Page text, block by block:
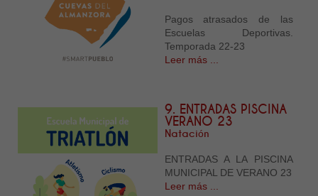
Pagos atrasados de las
Escuelas Deportivas.
Temporada 22-23
Leer más ...
9. ENTRADAS PISCINA
VERANO 23
Natación
ENTRADAS A LA PISCINA
MUNICIPAL DE VERANO 23
Leer más ...